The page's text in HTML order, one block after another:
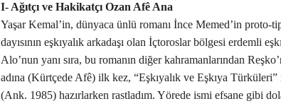
I- Ağıtçı ve Hakikatçı Ozan Afê Ana
Yaşar Kemal’in, dünyaca ünlü romanı İnce Memed’in proto-
dayısının eşkıyalık arkadaşı olan İçtoroslar bölgesi erdemli
Alo’nun yanı sıra, bu romanın diğer kahramanlarından
adına (Kürtçede Afê) ilk kez, “Eşkıyalık ve Eşkıya
(Ank. 1985) hazırlarken rastladım. Yörede ismi efsane gibi